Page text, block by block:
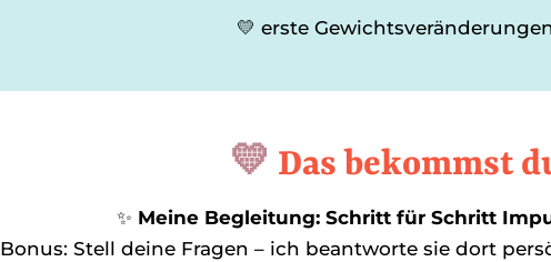
💛 erste Gewichtsveränderungen
💛 Das bekommst
✨ Meine Begleitung: Schritt für Schritt
Bonus: Stell deine Fragen – ich beantworte sie dort